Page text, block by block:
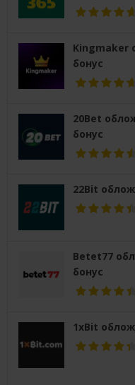
Kingmaker
бонус
20Bet
бонус
22Bit
Betet77
бонус
1xBit